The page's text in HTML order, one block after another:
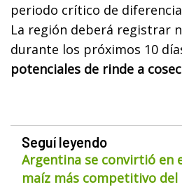
periodo crítico de
La región deberá registrar
durante los próximos 10
potenciales de rinde a
Seguí leyendo
Argentina se convirtió en
maíz más competitivo